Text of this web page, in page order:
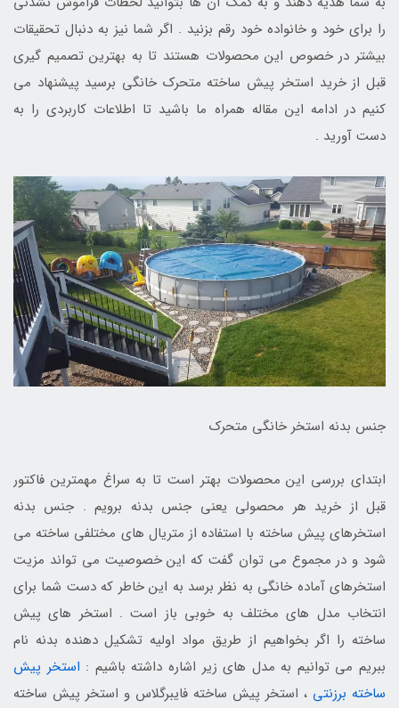
را برای خود و خانواده خود رقم بزنید . اگر شما نیز به دنبال تحقیقات
بیشتر در خصوص این محصولات هستند تا به بهترین تصمیم گیری
قبل از خرید استخر پیش ساخته متحرک خانگی برسید پیشنهاد می
کنیم در ادامه این مقاله همراه ما باشید تا اطلاعات کاربردی را به
دست آورید .
جنس بدنه استخر خانگی متحرک
ابتدای بررسی این محصولات بهتر است تا به سراغ مهمترین فاکتور
قبل از خرید هر محصولی یعنی جنس بدنه برویم . جنس بدنه
استخرهای پیش ساخته با استفاده از متریال های مختلفی ساخته می
شود و در مجموع می توان گفت که این خصوصیت می تواند مزیت
استخرهای آماده خانگی به نظر برسد به این خاطر که دست شما برای
انتخاب مدل های مختلف به خوبی باز است . استخر های پیش
ساخته را اگر بخواهیم از طریق مواد اولیه تشکیل دهنده بدنه نام
ببریم می توانیم به مدل های زیر اشاره داشته باشیم : استخر پیش
ساخته برزنتی ، استخر پیش ساخته فایبرگلاس و استخر پیش ساخته